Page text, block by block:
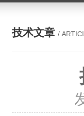
技术文章 /